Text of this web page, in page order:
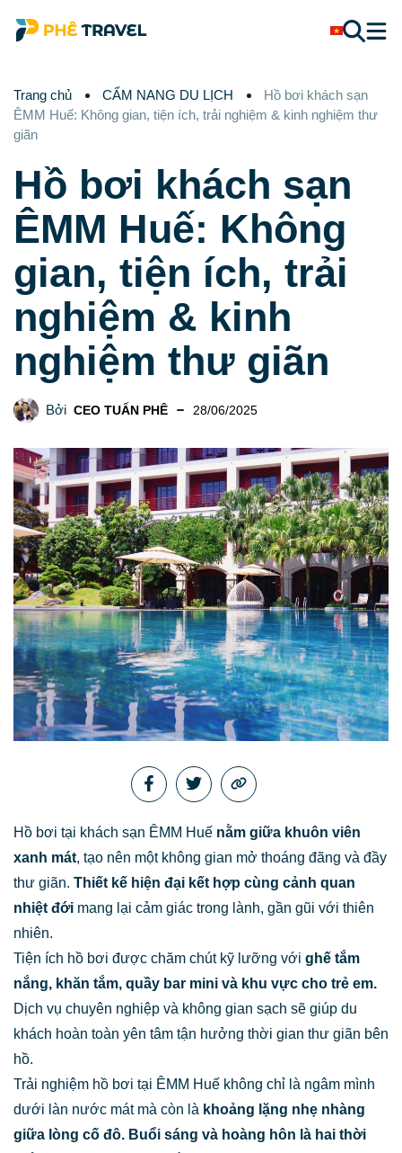
Trang chủ CẨM NANG DU LỊCH
Hồ bơi khách sạn
ÊMM Huế: Không gian, tiện ích, trải nghiệm & kinh nghiệm thư
giãn
Hồ bơi khách sạn
ÊMM Huế: Không
gian, tiện ích, trải
nghiệm & kinh
nghiệm thư giãn
Bởi CEO TUẤN PHÊ 28/06/2025
Hồ bơi tại khách sạn ÊMM Huế nằm giữa khuôn viên
xanh mát, tạo nên một không gian mở thoáng đãng và đầy
thư giãn. Thiết kế hiện đại kết hợp cùng cảnh quan
nhiệt đới mang lại cảm giác trong lành, gần gũi với thiên
nhiên.
Tiện ích hồ bơi được chăm chút kỹ lưỡng với ghế tắm
nắng, khăn tắm, quầy bar mini và khu vực cho trẻ em.
Dịch vụ chuyên nghiệp và không gian sạch sẽ giúp du
khách hoàn toàn yên tâm tận hưởng thời gian thư giãn bên
hồ.
Trải nghiệm hồ bơi tại ÊMM Huế không chỉ là ngâm mình
dưới làn nước mát mà còn là khoảng lặng nhẹ nhàng
giữa lòng cố đô. Buổi sáng và hoàng hôn là hai thời